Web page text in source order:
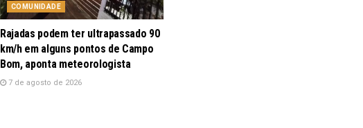
COMUNIDADE
Rajadas podem ter ultrapassado 90
km/h em alguns pontos de Campo
Bom, aponta meteorologista
7 de agosto de 2026